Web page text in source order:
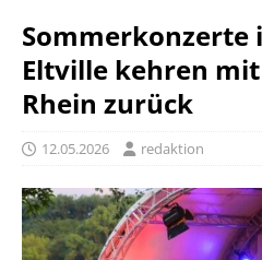
Sommerkonzerte
Eltville kehren
Rhein zurück
12.05.2026 redaktion